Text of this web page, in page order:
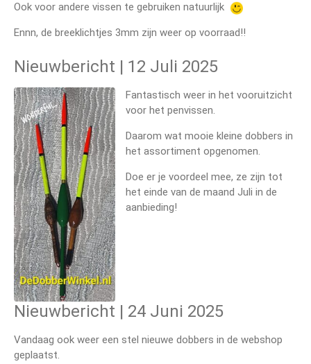
Ook voor andere vissen te gebruiken natuurlijk
Ennn, de breeklichtjes 3mm zijn weer op voorraad!!
Nieuwbericht | 12 Juli 2025
Fantastisch weer in het vooruitzicht
voor het penvissen.
Daarom wat mooie kleine dobbers in
het assortiment opgenomen.
Doe er je voordeel mee, ze zijn tot
het einde van de maand Juli in de
aanbieding!
Nieuwbericht | 24 Juni 2025
Vandaag ook weer een stel nieuwe dobbers in de webshop
geplaatst.